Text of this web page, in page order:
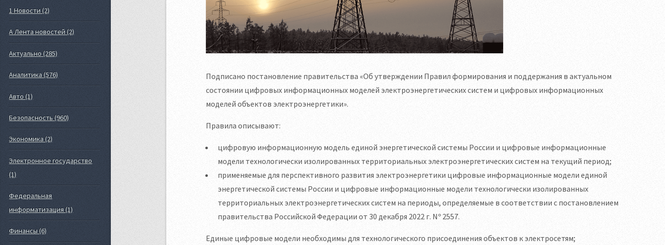
1 Новости (2)
А Лента новостей (2)
Актуально (285)
Аналитика (576)
Авто (1)
Безопасность (960)
Экономика (2)
Электронное государство
(1)
Федеральная
информатизация (1)
Финансы (6)
Подписано постановление правительства «Об утверждении Правил формирования и поддержания в актуальном
состоянии цифровых информационных моделей электроэнергетических систем и цифровых информационных
моделей объектов электроэнергетики».
Правила описывают:
цифровую информационную модель единой энергетической системы России и цифровые информационные
модели технологически изолированных территориальных электроэнергетических систем на текущий период;
применяемые для перспективного развития электроэнергетики цифровые информационные модели единой
энергетической системы России и цифровые информационные модели технологически изолированных
территориальных электроэнергетических систем на периоды, определяемые в соответствии с постановлением
правительства Российской Федерации от 30 декабря 2022 г. Nº 2557.
Единые цифровые модели необходимы для технологического присоединения объектов к электросетям;